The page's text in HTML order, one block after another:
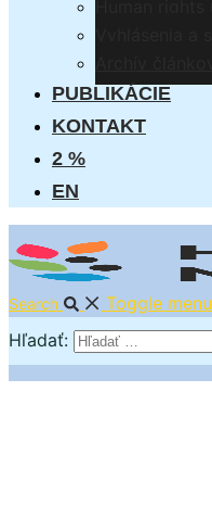
PUBLIKÁCIE
KONTAKT
2 %
EN
Search
Toggle menu
Hľadať: